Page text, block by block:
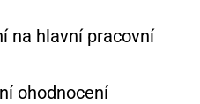
na hlavní pracovní
ohodnocení